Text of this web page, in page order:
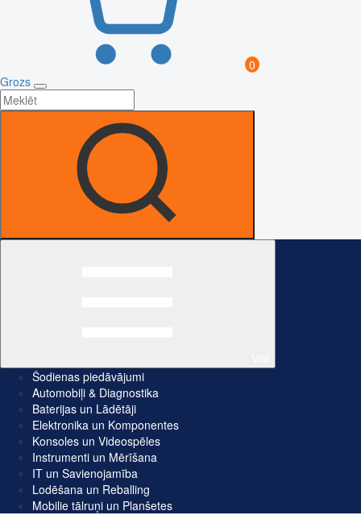
0
Grozs
Šodienas piedāvājumi
Automobiļi & Diagnostika
Baterijas un Lādētāji
Elektronika un Komponentes
Konsoles un Videospēles
Instrumenti un Mērīšana
IT un Savienojamība
Lodēšana un Reballing
Mobilie tālruņi un Planšetes